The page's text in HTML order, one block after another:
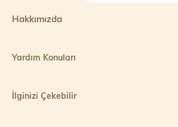
Hakkımızda
Yardım Konuları
İlginizi Çekebilir